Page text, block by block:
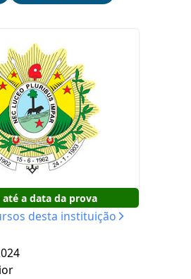
até a data da prova
desta instituição